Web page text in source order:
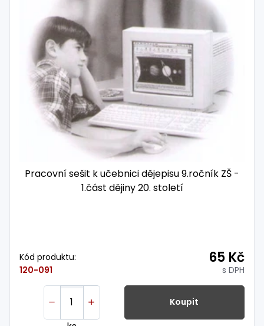
Pracovní sešit k učebnici dějepisu 9.ročník ZŠ -
1.část dějiny 20. století
Kód produktu:
120-091
65 Kč
s DPH
Koupit